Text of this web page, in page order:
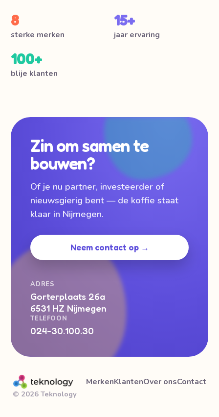
8
sterke merken
15+
jaar ervaring
100+
blije klanten
Zin om samen te
bouwen?
Of je nu partner, investeerder of
nieuwsgierig bent — de koffie staat
klaar in Nijmegen.
Neem contact op →
ADRES
Gorterplaats 26a
6531 HZ Nijmegen
TELEFOON
024-30.100.30
MerkenKlantenOver onsContact
© 2026 Teknology